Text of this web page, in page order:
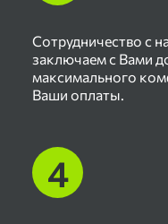
Сотрудничество с
заключаем с Вами
максимального
Ваши оплаты.